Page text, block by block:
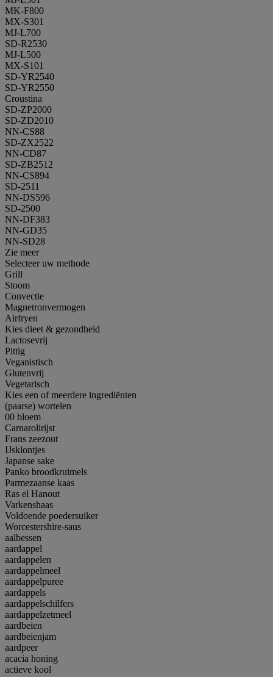
MK-F800
MX-S301
MJ-L700
SD-R2530
MJ-L500
MX-S101
SD-YR2540
SD-YR2550
Croustina
SD-ZP2000
SD-ZD2010
NN-CS88
SD-ZX2522
NN-CD87
SD-ZB2512
NN-CS894
SD-2511
NN-DS596
SD-2500
NN-DF383
NN-GD35
NN-SD28
Zie meer
Selecteer uw methode
Grill
Stoom
Convectie
Magnetronvermogen
Airfryen
Kies dieet & gezondheid
Lactosevrij
Pittig
Veganistisch
Glutenvrij
Vegetarisch
Kies een of meerdere ingrediënten
(paarse) wortelen
00 bloem
Carnarolirijst
Frans zeezout
IJsklontjes
Japanse sake
Panko broodkruimels
Parmezaanse kaas
Ras el Hanout
Varkenshaas
Voldoende poedersuiker
Worcestershire-saus
aalbessen
aardappel
aardappelen
aardappelmeel
aardappelpuree
aardappels
aardappelschilfers
aardappelzetmeel
aardbeien
aardbeienjam
aardpeer
acacia honing
actieve kool